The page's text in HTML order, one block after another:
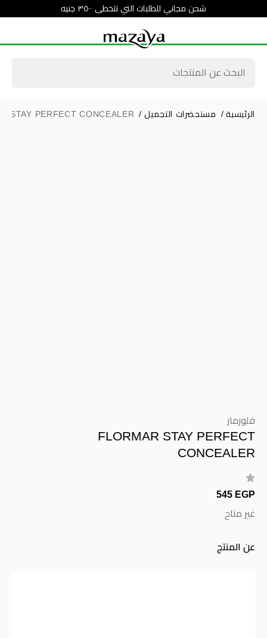
شحن مجاني للطلبات التي تتخطى ٣٥٠٠ جنيه
الرئيسية / مستحضرات التجميل /
STAY PERFECT CONCEALER
فلورمار
FLORMAR STAY PERFECT
CONCEALER
545 EGP
غير متاح
عن المنتج